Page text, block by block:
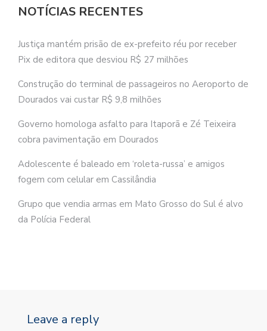
NOTÍCIAS RECENTES
Justiça mantém prisão de ex-prefeito réu por receber
Pix de editora que desviou R$ 27 milhões
Construção do terminal de passageiros no Aeroporto de
Dourados vai custar R$ 9,8 milhões
Governo homologa asfalto para Itaporã e Zé Teixeira
cobra pavimentação em Dourados
Adolescente é baleado em ‘roleta-russa’ e amigos
fogem com celular em Cassilândia
Grupo que vendia armas em Mato Grosso do Sul é alvo
da Polícia Federal
Leave a reply